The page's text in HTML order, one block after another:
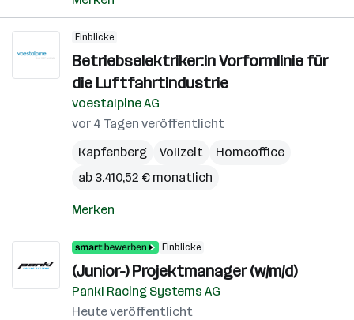
Einblicke
Betriebselektriker:in Vorformlinie für
die Luftfahrtindustrie
voestalpine AG
vor 4 Tagen veröffentlicht
Kapfenberg
Vollzeit
Homeoffice
ab 3.410,52 € monatlich
Merken
Einblicke
(Junior-) Projektmanager (w/m/d)
Pankl Racing Systems AG
Heute veröffentlicht